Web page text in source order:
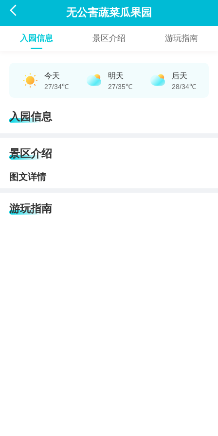
 无公害蔬菜瓜果园
入园信息 景区介绍 游玩指南
今天
27/34℃
明天
27/35℃
后天
28/34℃
入园信息
景区介绍
图文详情
游玩指南